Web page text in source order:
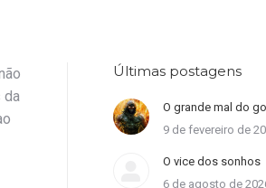
da
Últimas postagens
O grande mal do
9 de fevereiro de
O vice dos sonhos
6 de agosto de